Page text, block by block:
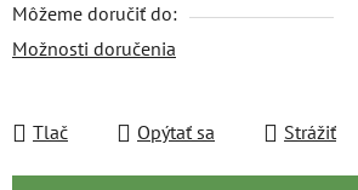
Môžeme doručiť do:
Možnosti doručenia
Tlač Opýtať sa Strážiť